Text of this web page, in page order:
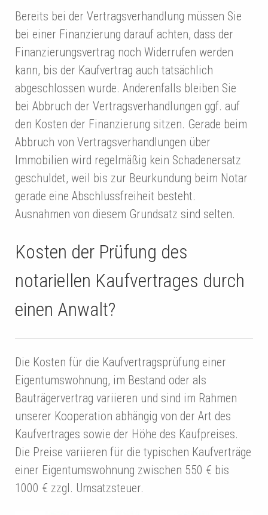
Bereits bei der Vertragsverhandlung müssen Sie
bei einer Finanzierung darauf achten, dass der
Finanzierungsvertrag noch Widerrufen werden
kann, bis der Kaufvertrag auch tatsächlich
abgeschlossen wurde. Anderenfalls bleiben Sie
bei Abbruch der Vertragsverhandlungen ggf. auf
den Kosten der Finanzierung sitzen. Gerade beim
Abbruch von Vertragsverhandlungen über
Immobilien wird regelmäßig kein Schadenersatz
geschuldet, weil bis zur Beurkundung beim Notar
gerade eine Abschlussfreiheit besteht.
Ausnahmen von diesem Grundsatz sind selten.
Kosten der Prüfung des
notariellen Kaufvertrages durch
einen Anwalt?
Die Kosten für die Kaufvertragsprüfung einer
Eigentumswohnung, im Bestand oder als
Bauträgervertrag variieren und sind im Rahmen
unserer Kooperation abhängig von der Art des
Kaufvertrages sowie der Höhe des Kaufpreises.
Die Preise variieren für die typischen Kaufverträge
einer Eigentumswohnung zwischen 550 € bis
1000 € zzgl. Umsatzsteuer.